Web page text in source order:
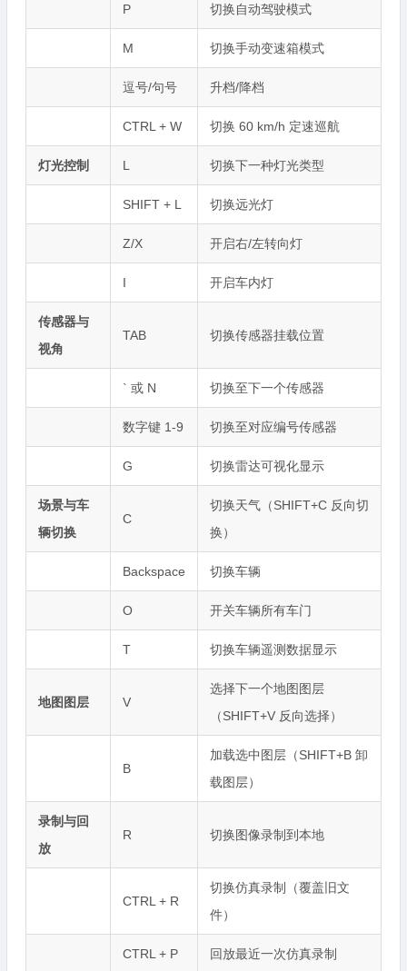
P 切换自动驾驶模式
M 切换手动变速箱模式
逗号/句号 升档/降档
CTRL + W 切换 60 km/h 定速巡航
灯光控制 L 切换下一种灯光类型
SHIFT + L 切换远光灯
Z/X 开启右/左转向灯
I 开启车内灯
传感器与
视角
TAB 切换传感器挂载位置
` 或 N 切换至下一个传感器
数字键 1-9 切换至对应编号传感器
G 切换雷达可视化显示
场景与车
辆切换
C
切换天气（SHIFT+C 反向切
换）
Backspace 切换车辆
O 开关车辆所有车门
T 切换车辆遥测数据显示
地图图层 V
选择下一个地图图层
（SHIFT+V 反向选择）
B
加载选中图层（SHIFT+B 卸
载图层）
录制与回
放
R 切换图像录制到本地
CTRL + R
切换仿真录制（覆盖旧文
件）
CTRL + P 回放最近一次仿真录制